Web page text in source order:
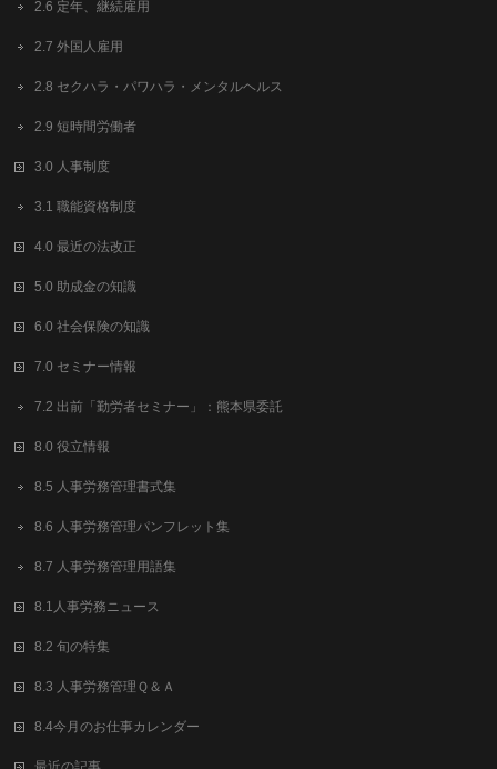
2.6 定年、継続雇用
2.7 外国人雇用
2.8 セクハラ・パワハラ・メンタルヘルス
2.9 短時間労働者
3.0 人事制度
3.1 職能資格制度
4.0 最近の法改正
5.0 助成金の知識
6.0 社会保険の知識
7.0 セミナー情報
7.2 出前「勤労者セミナー」：熊本県委託
8.0 役立情報
8.5 人事労務管理書式集
8.6 人事労務管理パンフレット集
8.7 人事労務管理用語集
8.1人事労務ニュース
8.2 旬の特集
8.3 人事労務管理Ｑ＆Ａ
8.4今月のお仕事カレンダー